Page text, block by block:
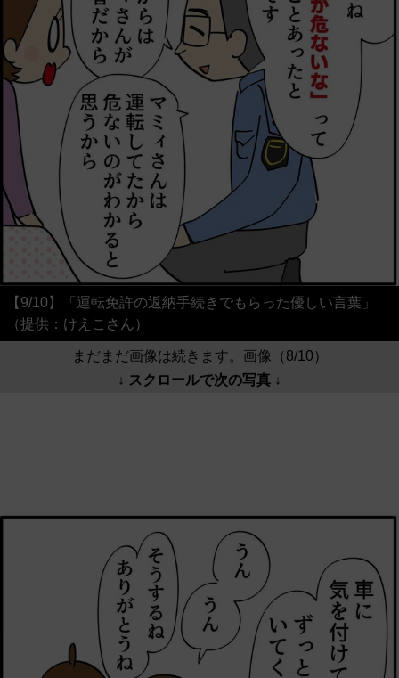
【9/10】「運転免許の返納手続きでもらった優しい言葉」
（提供：けえこさん）
まだまだ画像は続きます。画像（8/10）
↓ スクロールで次の写真 ↓